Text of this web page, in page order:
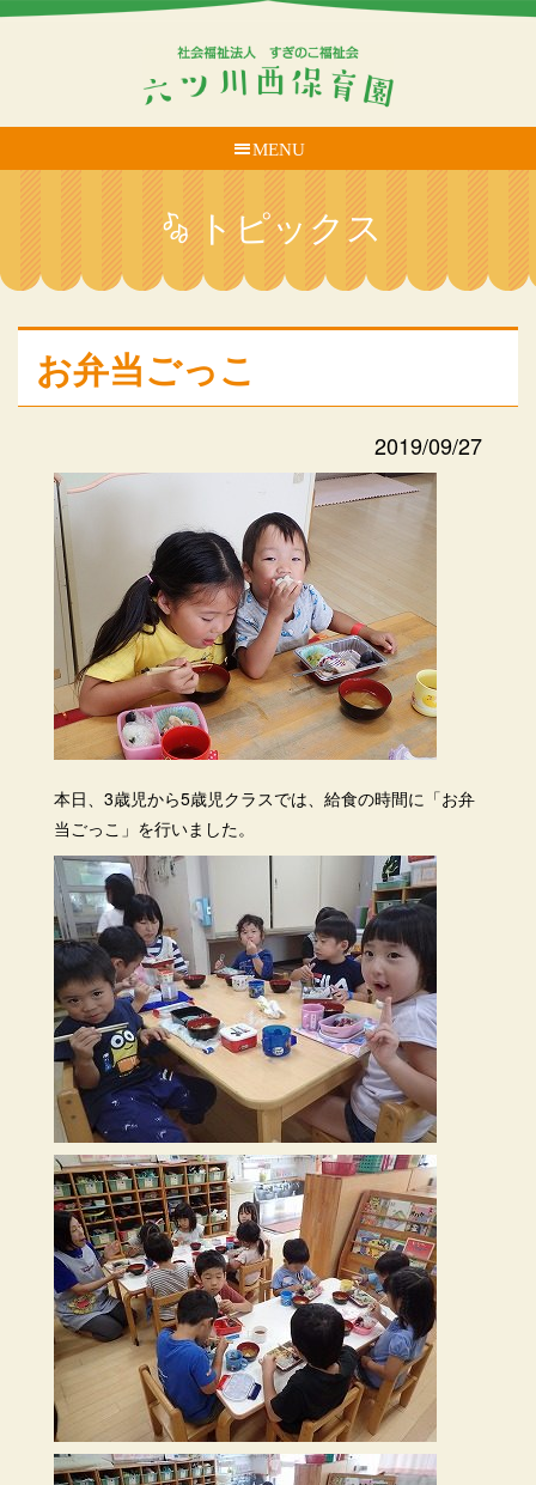
MENU
トピックス
お弁当ごっこ
2019/09/27
本日、3歳児から5歳児クラスでは、給食の時間に「お弁
当ごっこ」を行いました。